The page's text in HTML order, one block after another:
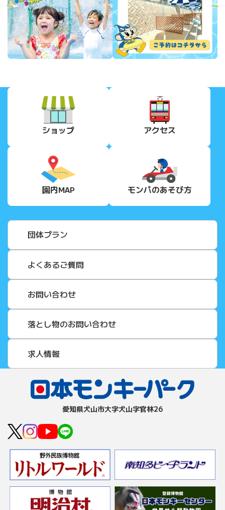
Next
ショップ アクセス
園内MAP モンパのあそび方
団体プラン
よくあるご質問
お問い合わせ
落とし物のお問い合わせ
求人情報
愛知県⽝⼭市⼤字⽝⼭字官林26